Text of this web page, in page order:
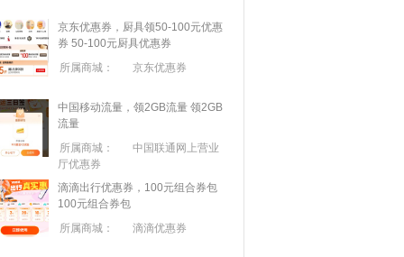
京东优惠券，厨具领50-100元优惠
券 50-100元厨具优惠券
所属商城：
京东优惠券
中国移动流量，领2GB流量 领2GB
流量
所属商城：
中国联通网上营业
厅优惠券
滴滴出行优惠券，100元组合券包
100元组合券包
所属商城：
滴滴优惠券